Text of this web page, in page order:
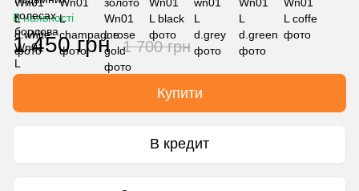
В наявності
1 450 грн 1 700 грн
Купити
В кредит